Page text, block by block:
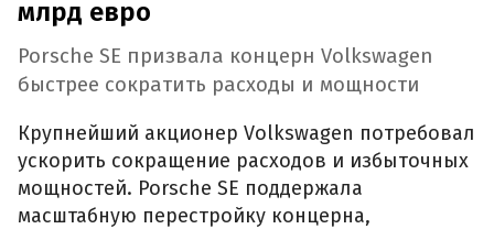
млрд евро
Porsche SE призвала концерн Volkswagen
быстрее сократить расходы и мощности
Крупнейший акционер Volkswagen потребовал
ускорить сокращение расходов и избыточных
мощностей. Porsche SE поддержала
масштабную перестройку концерна,